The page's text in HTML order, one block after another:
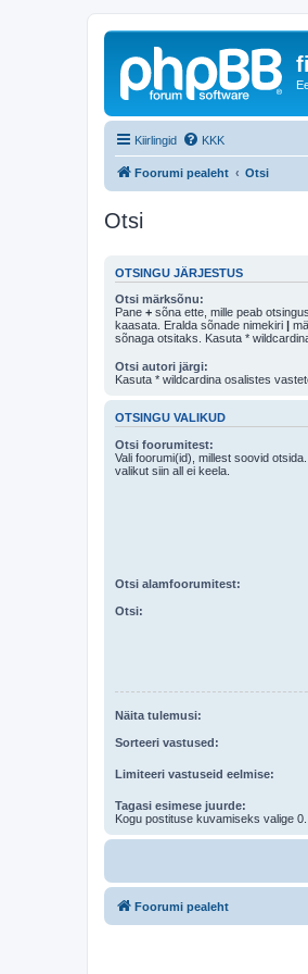
Kiirlingid KKK
Foorumi pealeht Otsi
Otsi
OTSINGU JÄRJESTUS
Otsi märksõnu:
Pane + sõna ette, mille peab
kaasata. Eralda sõnade nimekiri |
sõnaga otsitaks. Kasuta *
Otsi autori järgi:
Kasuta * wildcardina osalistes
OTSINGU VALIKUD
Otsi foorumitest:
Vali foorumi(id), millest soovid
valikut siin all ei keela.
Otsi alamfoorumitest:
Otsi:
Näita tulemusi:
Sorteeri vastused:
Limiteeri vastuseid eelmise:
Tagasi esimese juurde:
Kogu postituse kuvamiseks valige 0.
Foorumi pealeht